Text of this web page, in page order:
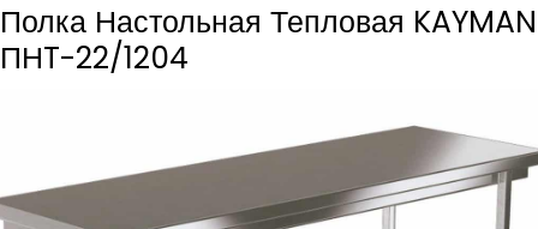
Полка Настольная Тепловая KAYMAN
ПНT-22/1204